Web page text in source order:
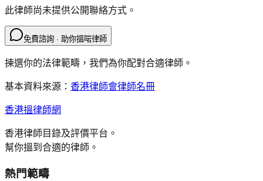
此律師尚未提供公開聯絡方式。
免費諮詢 · 助你搵啱律師
揀選你的法律範疇，我們為你配對合適律師。
基本資料來源： 香港律師會律師名冊
香港搵律師網
香港律師目錄及評價平台。
幫你搵到合適的律師。
熱門範疇